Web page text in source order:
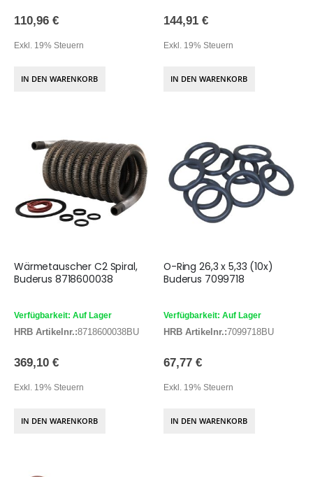
110,96 €
Exkl. 19% Steuern
IN DEN WARENKORB
144,91 €
Exkl. 19% Steuern
IN DEN WARENKORB
Wärmetauscher C2 Spiral,
Buderus 8718600038
Verfügbarkeit: Auf Lager
HRB Artikelnr.:8718600038BU
369,10 €
Exkl. 19% Steuern
IN DEN WARENKORB
O-Ring 26,3 x 5,33 (10x)
Buderus 7099718
Verfügbarkeit: Auf Lager
HRB Artikelnr.:7099718BU
67,77 €
Exkl. 19% Steuern
IN DEN WARENKORB